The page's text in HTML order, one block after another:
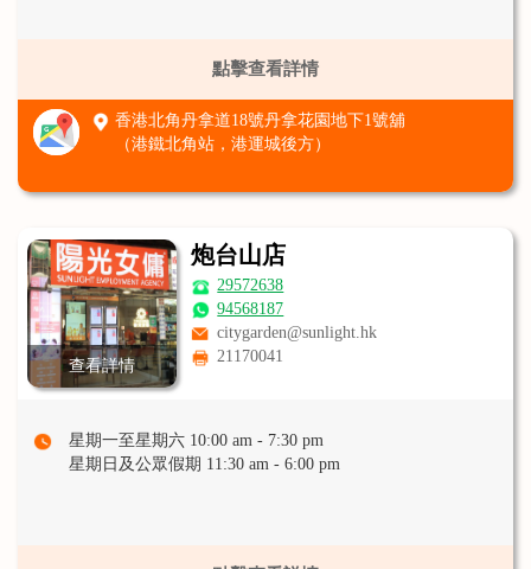
點擊查看詳情
香港北角丹拿道18號丹拿花園地下1號舖
（港鐵北角站，港運城後方）
查看詳情
炮台山店
29572638
94568187
citygarden@sunlight.hk
21170041
星期一至星期六 10:00 am - 7:30 pm
星期日及公眾假期 11:30 am - 6:00 pm